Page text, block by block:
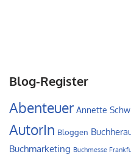
Blog-Register
Abenteuer Annette
AutorIn Bloggen
Buchmarketing Buchmesse